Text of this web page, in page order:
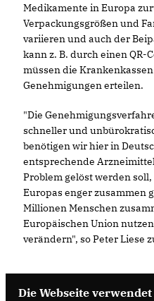
Medikamente in Europa
Verpackungsgrößen und
variieren und auch der
kann z. B. durch einen QR-
müssen die
Genehmigungen erteilen.
"Die
schneller und
benötigen wir hier in
entsprechende
Problem gelöst werden
Europas enger zusammen
Millionen Menschen
Europäischen Union
verändern", so Peter Liese
Die Webseite verwendet